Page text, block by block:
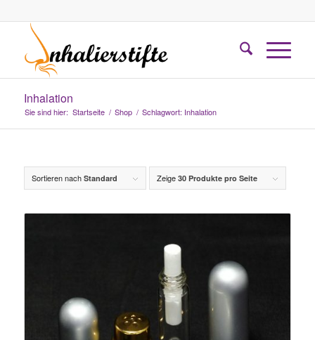
Inhalation
Sie sind hier: Startseite / Shop / Schlagwort: Inhalation
Sortieren nach Standard Zeige 30 Produkte pro Seite